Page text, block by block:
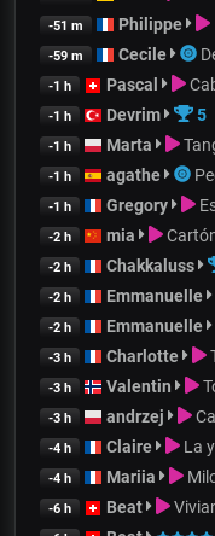
-51 m Philippe
-59 m Cecile
-1 h Pascal
-1 h Devrim 5
-1 h Marta
-1 h agathe
-1 h Gregory
-2 h mia
-2 h Chakkaluss
-2 h Emmanuelle
-2 h Emmanuelle
-3 h Charlotte
-3 h Valentin
-3 h andrzej
-4 h Claire La
-4 h Mariia
-6 h Beat